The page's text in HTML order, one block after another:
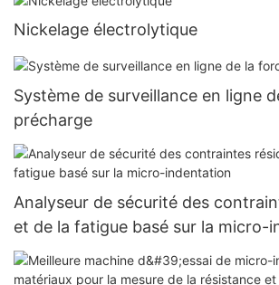
Nickelage électrolytique
Système de surveillance en ligne
précharge
Analyseur de sécurité des
et de la fatigue basé sur la micro-